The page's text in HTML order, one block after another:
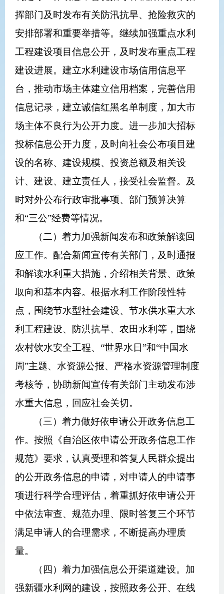
挥部门及时发布有关防汛抗旱、抢险救灾的
安排部署和重要举措等。继续加强重点水利
工程建设项目信息公开，及时发布重点工程
建设进展。建立水利建设市场信用信息平
台，推动市场主体建立信用档案，完善信用
信息记录，建立诚信红黑名单制度，加大市
场主体不良行为公开力度。进一步加大招标
投标信息公开力度，及时向社会公布项目建
设的名称、建设规模、投资总额及相关设
计、建设、建立责任人，接受社会监督。及
时对外公布行政审批事项、部门预算决算
和“三公”经费等情况。
（二）着力加强新闻发布和政策解读回
应工作。配合新闻宣传有关部门，及时通报
和解读水利重大措施，介绍相关背景、政策
取向和基本内容。根据水利工作阶段性特
点，围绕节水型社会建设、节水供水重大水
利工程建设、防洪抗旱、农田水利等，围绕
农村饮水安全工程、“世界水日”和“中国水
周”主题、水资源公报、严格水资源管理制度
考核等，协助新闻宣传有关部门主动发布涉
水重大信息，回应社会关切。
（三）着力做好依申请公开政务信息工
作。按照《自治区依申请公开政务信息工作
规范》要求，认真受理和答复人民群众提出
的公开政务信息的申请，对申请人的申请事
项进行科学合理评估，着重抓好依申请公开
中依法审查、规范办理、限时答复三个环节
满足申请人的合理需求，不断提高办理质
量。
（四）着力加强信息公开渠道建设。加
强新疆水利网的建设，按照政务公开、在线